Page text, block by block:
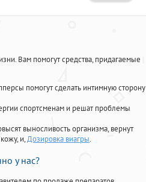
Вам помогут средства, придагаемые
помогут сделать интимную сторону
спортсменам и решат проблемы
выносливость организма, вернут
и,Дозировка виагры.
у нас?